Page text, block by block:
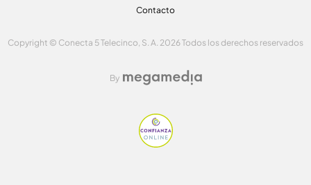
Contacto
Copyright © Conecta 5 Telecinco, S. A. 2026 Todos los derechos reservados
By